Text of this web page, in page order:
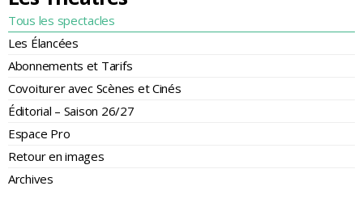
Tous les spectacles
Les Élancées
Abonnements et Tarifs
Covoiturer avec Scènes et Cinés
Éditorial – Saison 26/27
Espace Pro
Retour en images
Archives